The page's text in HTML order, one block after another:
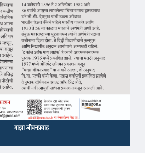
माझा जीवनप्रवाह